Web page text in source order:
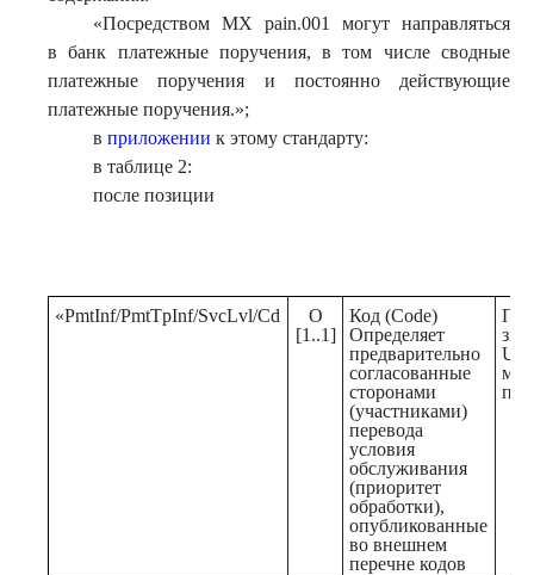
«Посредством МХ pain.001 могут направляться
в банк платежные поручения, в том числе сводные
платежные поручения и постоянно действующие
платежные поручения.»;
в приложении к этому стандарту:
в таблице 2:
после позиции
«PmtInf/PmtTpInf/SvcLvl/Cd
О
[1..1]
Код (Code)
Определяет
предварительно
согласованные
сторонами
(участниками)
перевода
условия
обслуживания
(приоритет
обработки),
опубликованные
во внешнем
перечне кодов